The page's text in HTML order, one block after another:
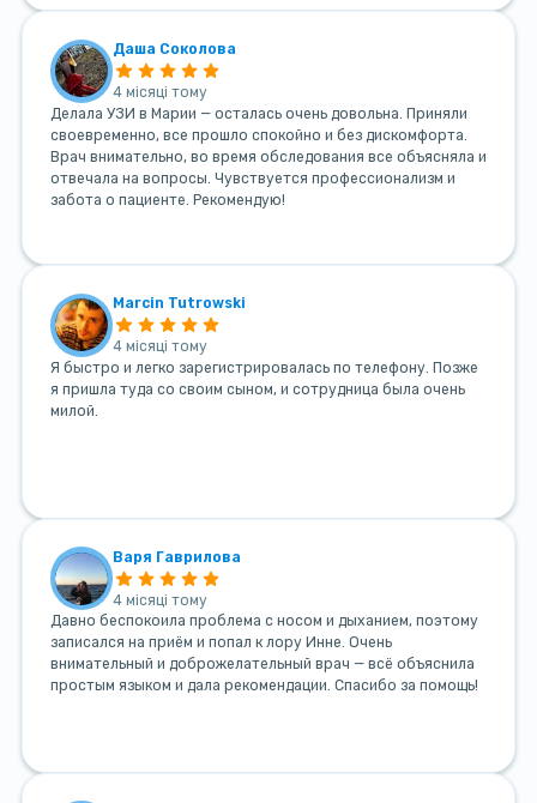
Даша Соколова
4 місяці тому
Делала УЗИ в Марии — осталась очень довольна. Приняли
своевременно, все прошло спокойно и без дискомфорта.
Врач внимательно, во время обследования все объясняла и
отвечала на вопросы. Чувствуется профессионализм и
забота о пациенте. Рекомендую!
Marcin Tutrowski
4 місяці тому
Я быстро и легко зарегистрировалась по телефону. Позже
я пришла туда со своим сыном, и сотрудница была очень
милой.
Варя Гаврилова
4 місяці тому
Давно беспокоила проблема с носом и дыханием, поэтому
записался на приём и попал к лору Инне. Очень
внимательный и доброжелательный врач — всё объяснила
простым языком и дала рекомендации. Спасибо за помощь!